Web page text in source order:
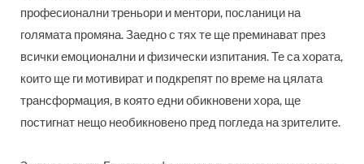
професионални треньори и ментори, посланици на
голямата промяна. Заедно с тях те ще преминават през
всички емоционални и физически изпитания. Те са хората,
които ще ги мотивират и подкрепят по време на цялата
трансформация, в която едни обикновени хора, ще
постигнат нещо необикновено пред погледа на зрителите.